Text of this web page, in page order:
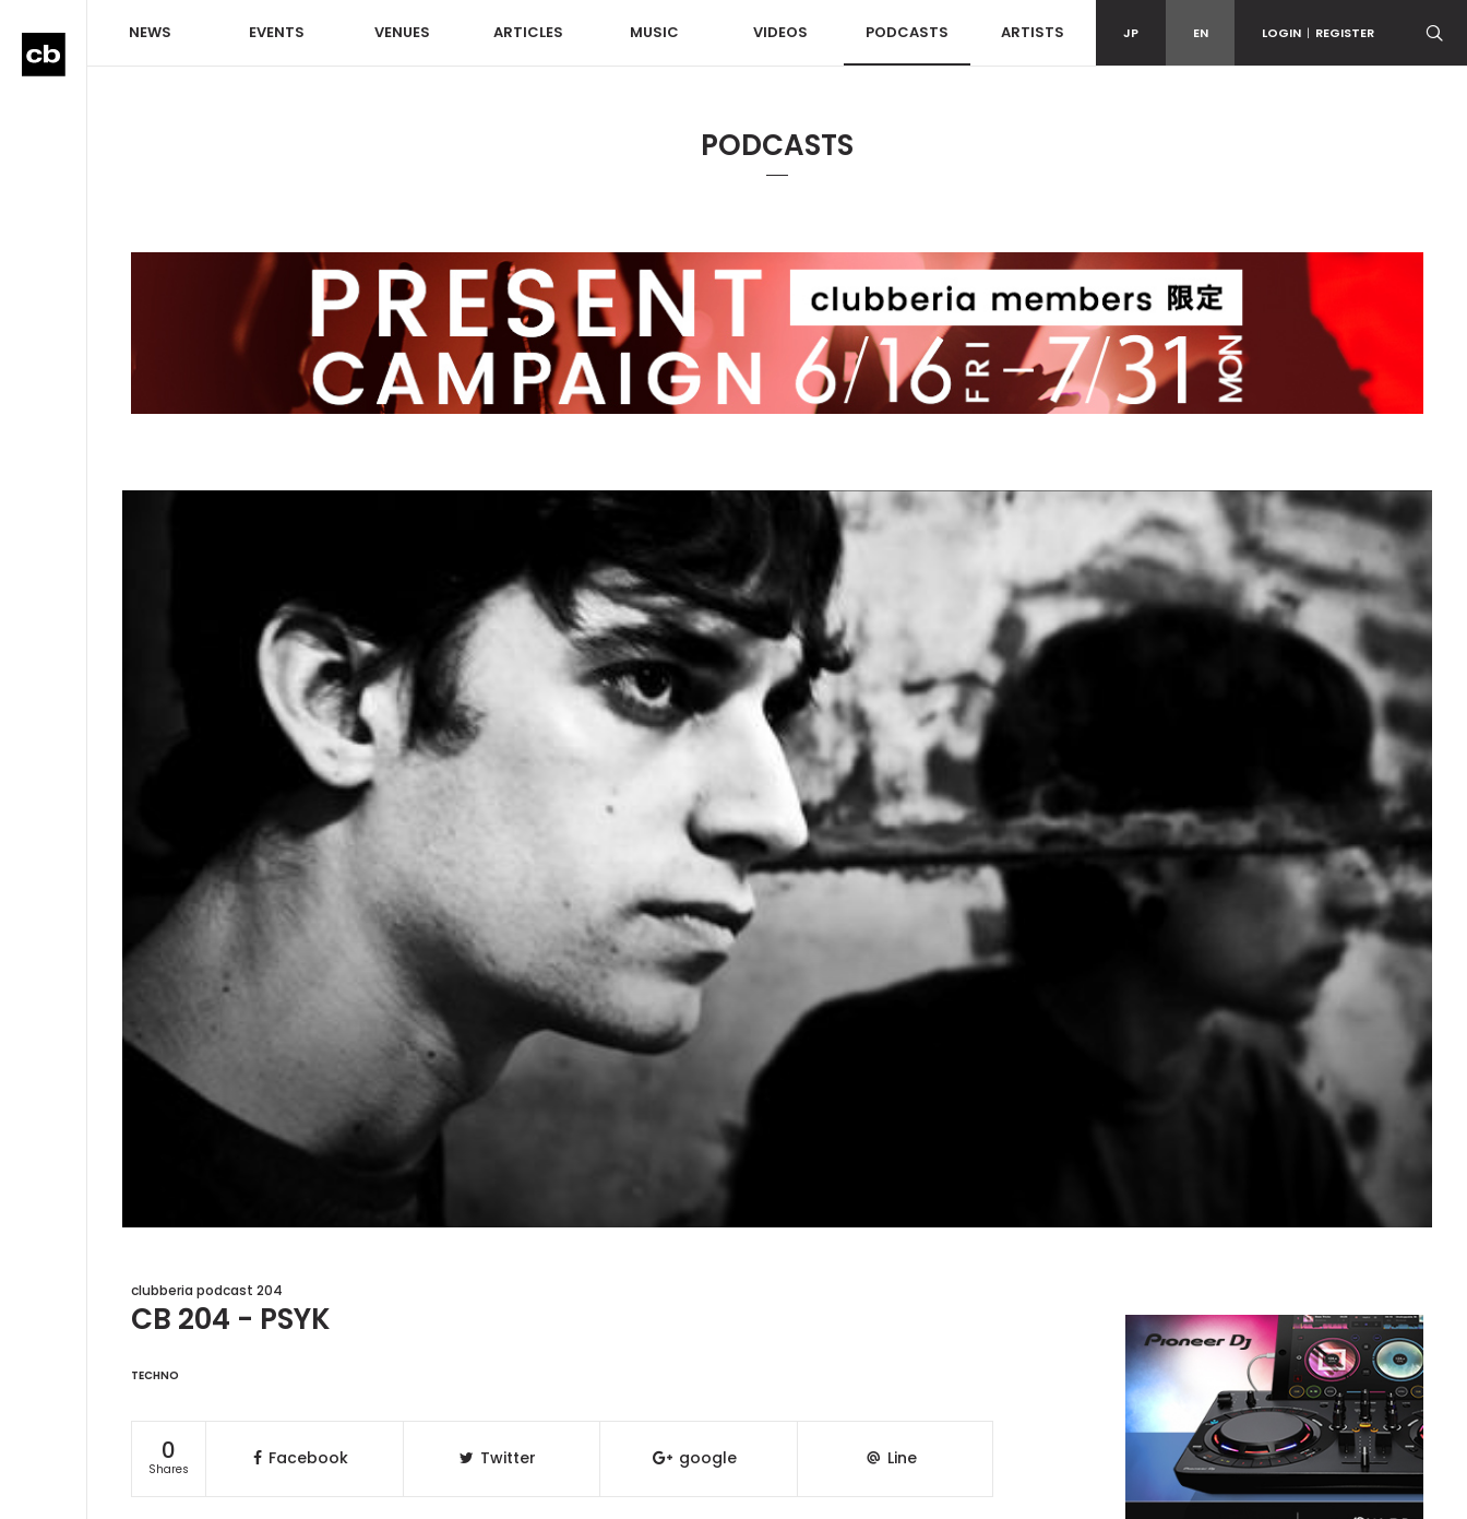
NEWS EVENTS VENUES ARTICLES MUSIC VIDEOS PODCASTS ARTISTS JP EN LOGIN | REGISTER
PODCASTS
clubberia podcast 204
CB 204 - PSYK
TECHNO
0
Shares
Facebook Twitter google Line